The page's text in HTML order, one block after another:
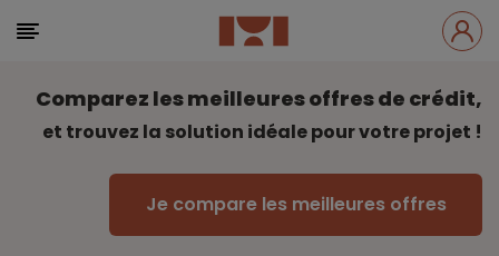
Comparez les meilleures offres de crédit,
et trouvez la solution idéale pour votre projet !
Je compare les meilleures offres